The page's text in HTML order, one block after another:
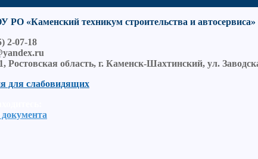
РО «Каменский техникум строительства и автосервиса»
2-07-18
Ростовская область, г. Каменск-Шахтинский, ул.
для слабовидящих